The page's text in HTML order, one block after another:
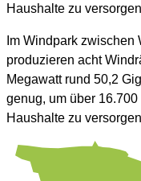
Haushalte zu
Im Windpark zwischen
produzieren acht
Megawatt rund 50,2
genug, um über
Haushalte zu